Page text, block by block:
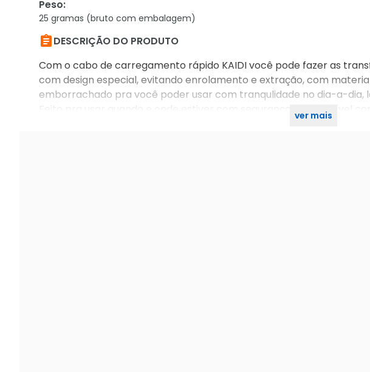
Peso:
25 gramas (bruto com embalagem)
DESCRIÇÃO DO PRODUTO
Com o cabo de carregamento rápido KAIDI você pode fazer as
com design especial, evitando enrolamento e extração, com
emborrachado pra você poder usar com tranqulidade no dia-a-dia,
Feito pra usar quando e onde estiver com segurança. Compatível
ver mais